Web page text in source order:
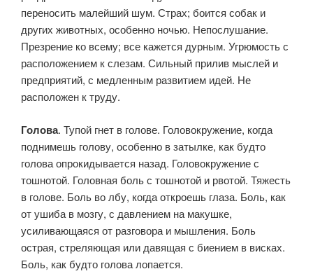
переносить малейший шум. Страх; боится собак и
других животных, особенно ночью. Непослушание.
Презрение ко всему; все кажется дурным. Угрюмость с
расположением к слезам. Сильный прилив мыслей и
предприятий, с медленным развитием идей. Не
расположен к труду.
Голова. Тупой гнет в голове. Головокружение, когда
поднимешь голову, особенно в затылке, как будто
голова опрокидывается назад. Головокружение с
тошнотой. Головная боль с тошнотой и рвотой. Тяжесть
в голове. Боль во лбу, когда откроешь глаза. Боль, как
от ушиба в мозгу, с давлением на макушке,
усиливающаяся от разговора и мышления. Боль
острая, стреляющая или давящая с биением в висках.
Боль, как будто голова лопается.